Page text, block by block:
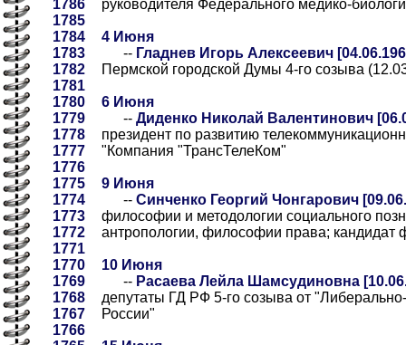
1786
1785
1784
1783
1782
1781
1780
1779
1778
1777
1776
1775
1774
1773
1772
1771
1770
1769
1768
1767
1766
руководителя Федерального медико-
4 Июня
-- Гладнев Игорь Алексеевич
Пермской городской Думы 4-го созыва
6 Июня
-- Диденко Николай Валентинович
президент по развитию
"Компания "ТрансТелеКом"
9 Июня
-- Синченко Георгий Чонгарович
философии и методологии социального
антропологии, философии права; кандидат
10 Июня
-- Расаева Лейла Шамсудиновна
депутаты ГД РФ 5-го созыва от
России"